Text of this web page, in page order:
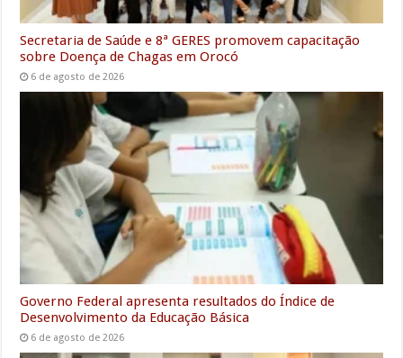
Secretaria de Saúde e 8ª GERES promovem capacitação
sobre Doença de Chagas em Orocó
6 de agosto de 2026
Governo Federal apresenta resultados do Índice de
Desenvolvimento da Educação Básica
6 de agosto de 2026